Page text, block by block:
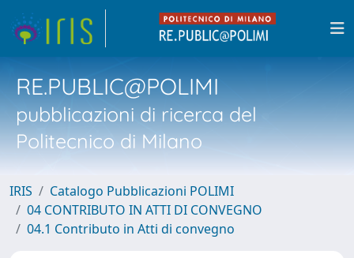
RE.PUBLIC@POLIMI
pubblicazioni di ricerca del
Politecnico di Milano
IRIS
Catalogo Pubblicazioni POLIMI
04 CONTRIBUTO IN ATTI DI CONVEGNO
04.1 Contributo in Atti di convegno